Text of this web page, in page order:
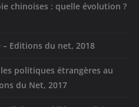
chinoises : quelle évolution ?
Editions du net, 2018
politiques étrangères au
du Net, 2017